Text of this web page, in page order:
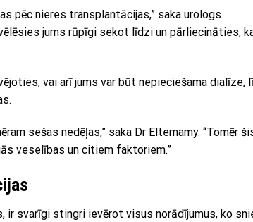
pēc nieres transplantācijas,” saka urologs
jums rūpīgi sekot līdzi un pārliecināties,
vai arī jums var būt nepieciešama dialīze,
sešas nedēļas,” saka Dr Eltemamy. “Tomēr
veselības un citiem faktoriem.”
ir svarīgi stingri ievērot visus norādījumus, ko